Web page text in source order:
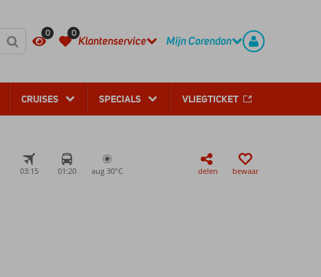
0 0
Klantenservice Mijn Corendon
CRUISES SPECIALS VLIEGTICKET
03:15 01:20 aug 30°C delen bewaar